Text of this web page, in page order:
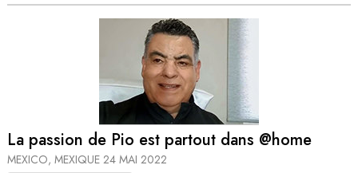
La passion de Pio est partout dans @home
MEXICO, MEXIQUE 24 MAI 2022